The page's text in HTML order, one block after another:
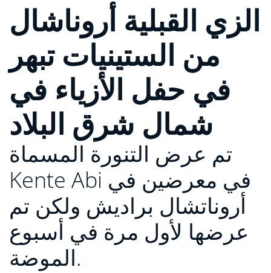
الزي القبلية أروناشال
من الستينيات تبهر
في حفل الأزياء في
شمال شرق البلاد
تم عرض التنورة المسماة
Kente Abi في معرضين في
أروناتشال براديش ولكن تم
عرضها لأول مرة في أسبوع
الموضة.